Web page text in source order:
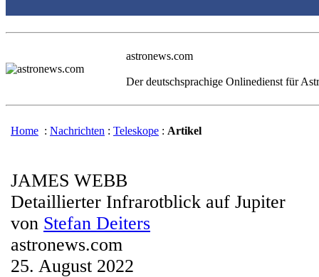
astronews.com
Der deutschsprachige Onlinedienst für
Home : Nachrichten : Teleskope : Artikel
JAMES WEBB
Detaillierter Infrarotblick auf Jupiter
von Stefan Deiters
astronews.com
25. August 2022